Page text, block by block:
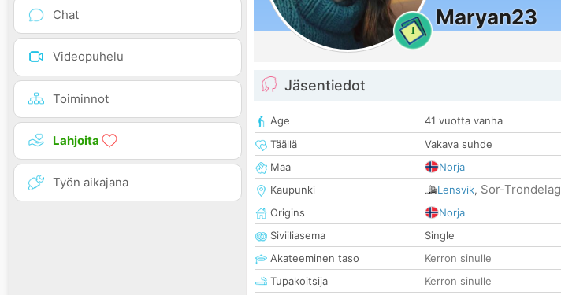
Chat
Videopuhelu
Toiminnot
Lahjoita
Työn aikajana
1
Maryan23
Jäsentiedot
Age
41 vuotta vanha
Täällä
Vakava suhde
Maa
Norja
Kaupunki
Lensvik, Sor-Trondelag
Origins
Norja
Siviiliasema
Single
Akateeminen taso
Kerron sinulle
Tupakoitsija
Kerron sinulle